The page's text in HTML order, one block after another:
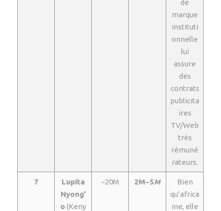
de
marque
instituti
onnelle
lui
assure
des
contrats
publicita
ires
TV/Web
très
rémuné
rateurs.
7
Lupita
Nyong’
o (Keny
~20M 2M−5M
Bien
qu’africa
ine, elle